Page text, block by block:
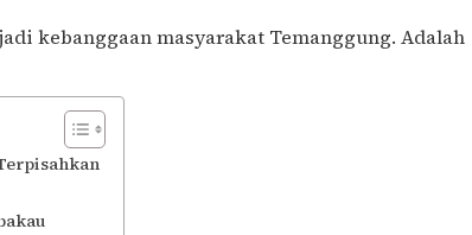
kebanggaan masyarakat Temanggung. Adalah